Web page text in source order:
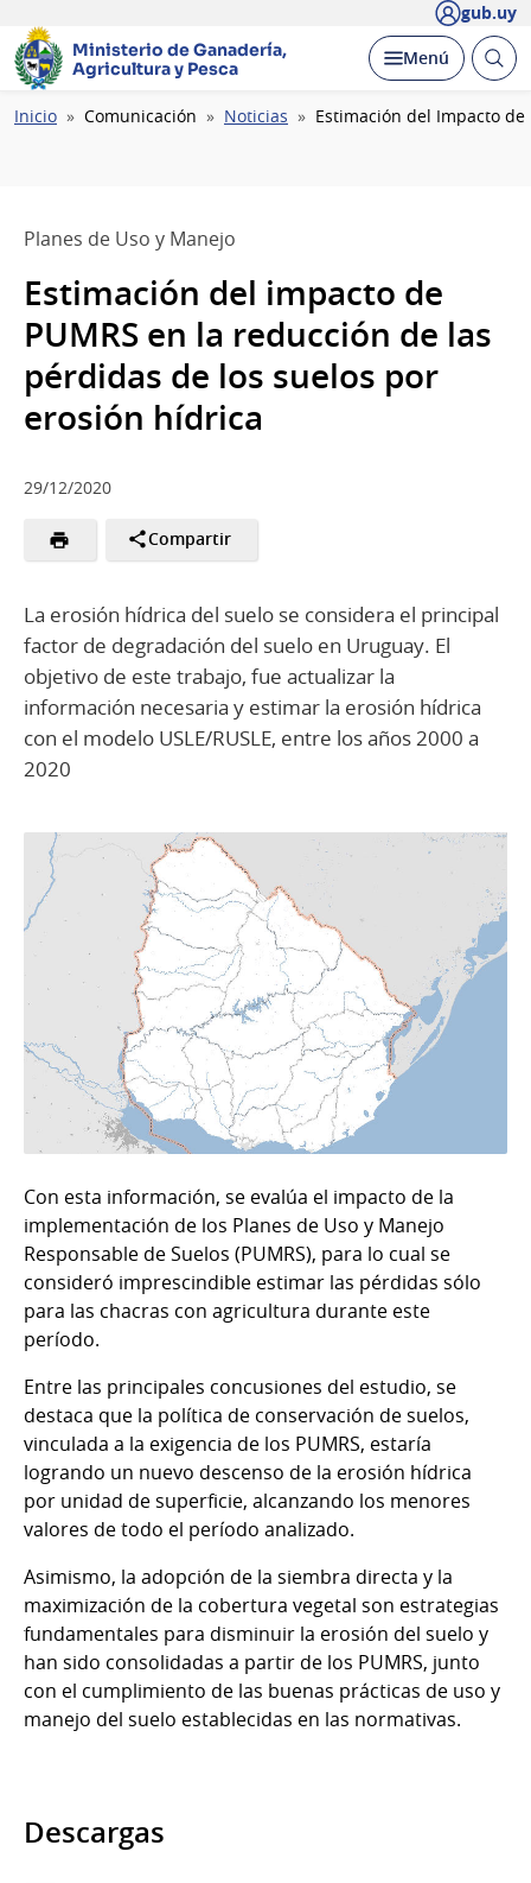
gub.uy
Ministerio de Ganadería,
Agricultura y Pesca
Desplegar
Menú Abrir
Ruta
Inicio Comunicación Noticias Estimación del Impacto de
Planes de Uso y Manejo
Estimación del impacto de
PUMRS en la reducción de las
pérdidas de los suelos por
erosión hídrica
29/12/2020
Compartir
La erosión hídrica del suelo se considera el principal
factor de degradación del suelo en Uruguay. El
objetivo de este trabajo, fue actualizar la
información necesaria y estimar la erosión hídrica
con el modelo USLE/RUSLE, entre los años 2000 a
2020
Con esta información, se evalúa el impacto de la
implementación de los Planes de Uso y Manejo
Responsable de Suelos (PUMRS), para lo cual se
consideró imprescindible estimar las pérdidas sólo
para las chacras con agricultura durante este
período.
Entre las principales concusiones del estudio, se
destaca que la política de conservación de suelos,
vinculada a la exigencia de los PUMRS, estaría
logrando un nuevo descenso de la erosión hídrica
por unidad de superficie, alcanzando los menores
valores de todo el período analizado.
Asimismo, la adopción de la siembra directa y la
maximización de la cobertura vegetal son estrategias
fundamentales para disminuir la erosión del suelo y
han sido consolidadas a partir de los PUMRS, junto
con el cumplimiento de las buenas prácticas de uso y
manejo del suelo establecidas en las normativas.
Descargas